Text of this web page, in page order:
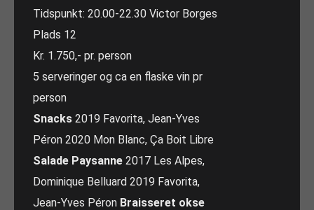
Tidspunkt: 20.00-22.30 Victor Borges
Plads 12
Kr. 1.750,- pr. person
5 serveringer og ca en flaske vin pr
person
Snacks 2019 Favorita, Jean-Yves
Péron 2020 Mon Blanc, Ça Boit Libre
Salade Paysanne 2017 Les Alpes,
Dominique Belluard 2019 Favorita,
Jean-Yves Péron Braisseret okse